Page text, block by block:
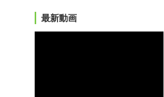
最新動画